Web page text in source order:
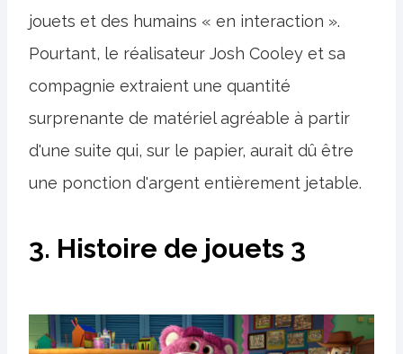
jouets et des humains « en interaction ».
Pourtant, le réalisateur Josh Cooley et sa
compagnie extraient une quantité
surprenante de matériel agréable à partir
d'une suite qui, sur le papier, aurait dû être
une ponction d'argent entièrement jetable.
3. Histoire de jouets 3